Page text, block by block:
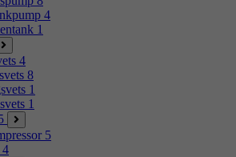
4
1
4
8
1
1
5
4